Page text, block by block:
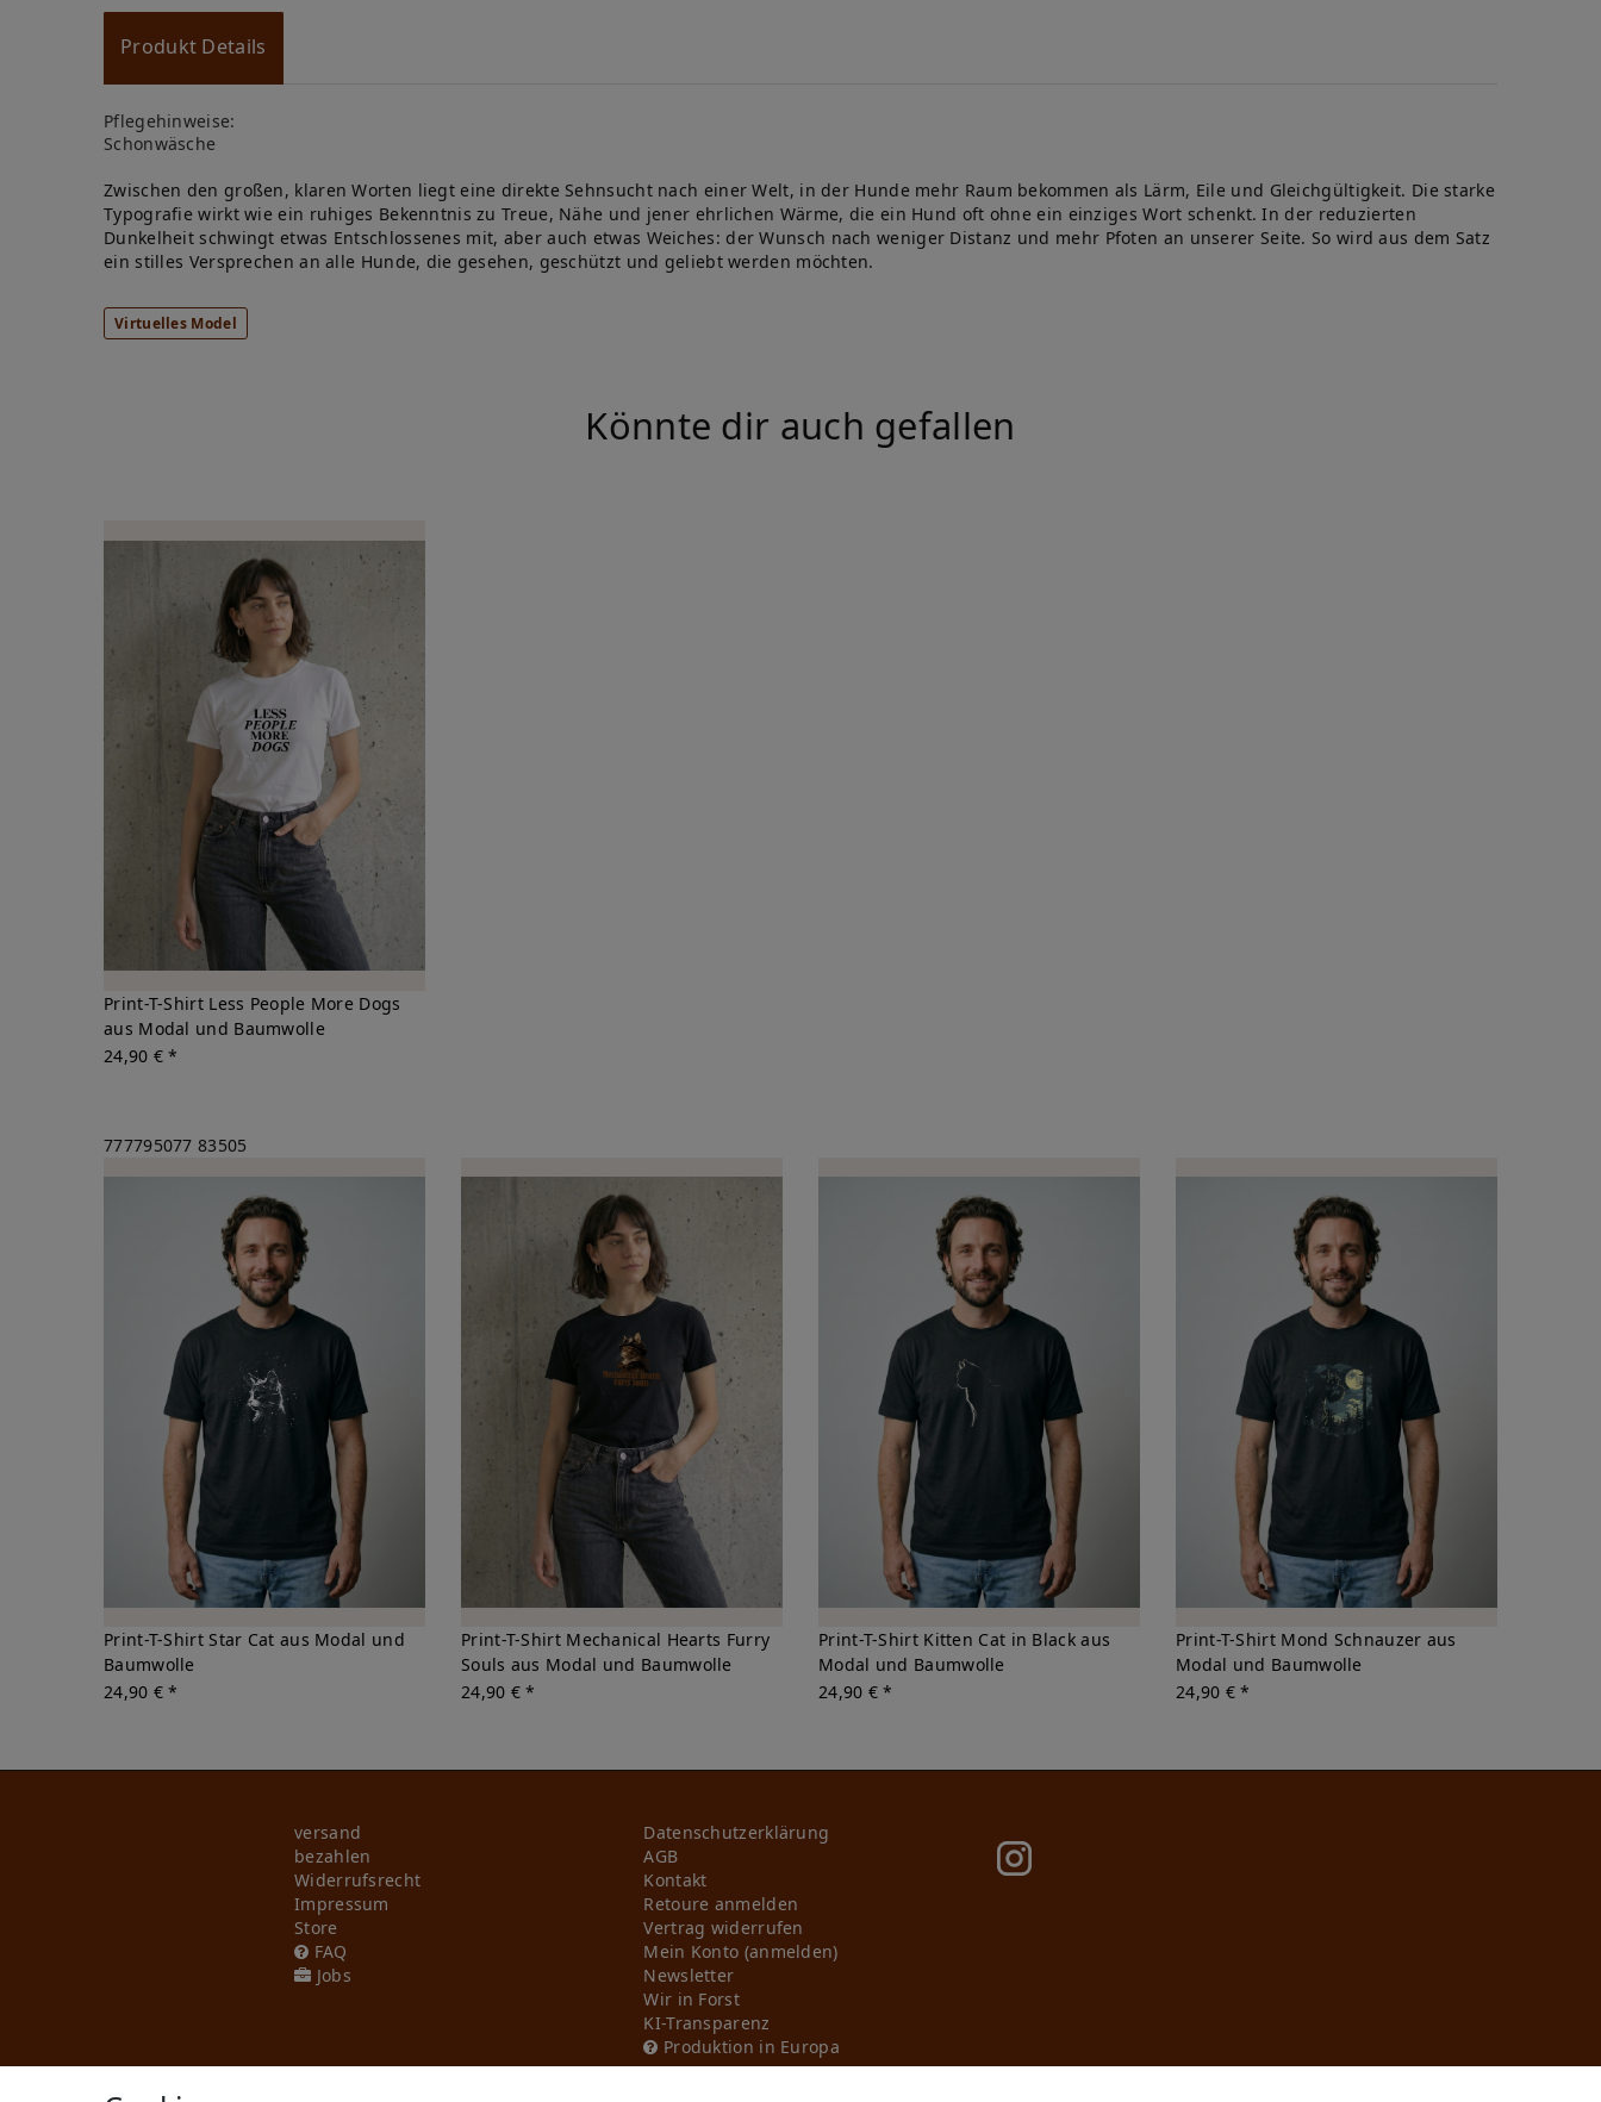
Produkt Details
Pflegehinweise:
Schonwäsche
Zwischen den großen, klaren Worten liegt eine direkte Sehnsucht nach einer Welt, in der Hunde mehr Raum bekommen als Lärm, Eile und Gleichgültigkeit. Die starke
Typografie wirkt wie ein ruhiges Bekenntnis zu Treue, Nähe und jener ehrlichen Wärme, die ein Hund oft ohne ein einziges Wort schenkt. In der reduzierten
Dunkelheit schwingt etwas Entschlossenes mit, aber auch etwas Weiches: der Wunsch nach weniger Distanz und mehr Pfoten an unserer Seite. So wird aus dem Satz
ein stilles Versprechen an alle Hunde, die gesehen, geschützt und geliebt werden möchten.
Virtuelles Model
Könnte dir auch gefallen
Print-T-Shirt Less People More Dogs
aus Modal und Baumwolle
24,90 € *
777795077 83505
Print-T-Shirt Star Cat aus Modal und
Baumwolle
24,90 € *
Print-T-Shirt Mechanical Hearts Furry
Souls aus Modal und Baumwolle
24,90 € *
Print-T-Shirt Kitten Cat in Black aus
Modal und Baumwolle
24,90 € *
Print-T-Shirt Mond Schnauzer aus
Modal und Baumwolle
24,90 € *
versand
bezahlen
Widerrufs­recht
Impressum
Store
FAQ
Jobs
Daten­schutz­erklärung
AGB
Kontakt
Retoure anmelden
Vertrag widerrufen
Mein Konto (anmelden)
Newsletter
Wir in Forst
KI-Transparenz
Produktion in Europa